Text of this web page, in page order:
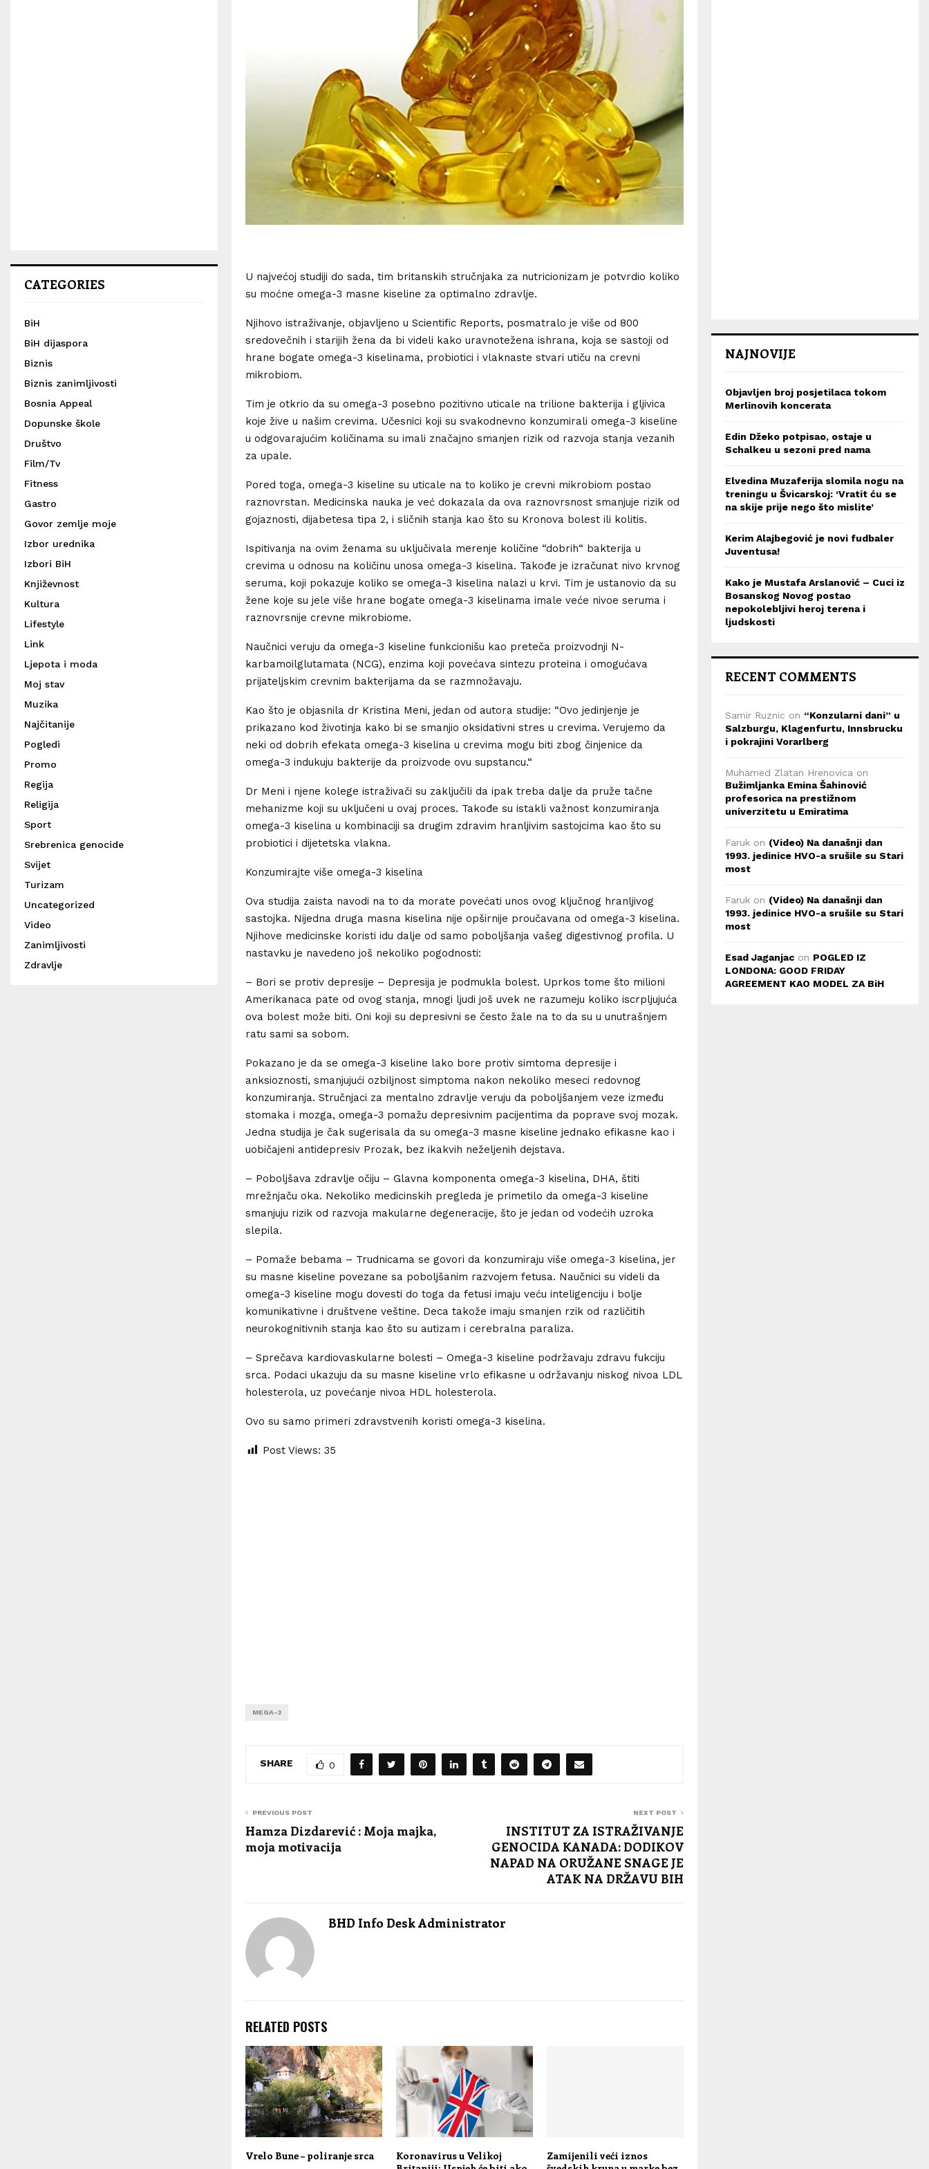
U najvećoj studiji do sada, tim britanskih stručnjaka za nutricionizam je potvrdio koliko
su moćne omega-3 masne kiseline za optimalno zdravlje.
Njihovo istraživanje, objavljeno u Scientific Reports, posmatralo je više od 800
sredovečnih i starijih žena da bi videli kako uravnotežena ishrana, koja se sastoji od
hrane bogate omega-3 kiselinama, probiotici i vlaknaste stvari utiču na crevni
mikrobiom.
Tim je otkrio da su omega-3 posebno pozitivno uticale na trilione bakterija i gljivica
koje žive u našim crevima. Učesnici koji su svakodnevno konzumirali omega-3 kiseline
u odgovarajućim količinama su imali značajno smanjen rizik od razvoja stanja vezanih
za upale.
Pored toga, omega-3 kiseline su uticale na to koliko je crevni mikrobiom postao
raznovrstan. Medicinska nauka je već dokazala da ova raznovrsnost smanjuje rizik od
gojaznosti, dijabetesa tipa 2, i sličnih stanja kao što su Kronova bolest ili kolitis.
Ispitivanja na ovim ženama su uključivala merenje količine “dobrih“ bakterija u
crevima u odnosu na količinu unosa omega-3 kiselina. Takođe je izračunat nivo krvnog
seruma, koji pokazuje koliko se omega-3 kiselina nalazi u krvi. Tim je ustanovio da su
žene koje su jele više hrane bogate omega-3 kiselinama imale veće nivoe seruma i
raznovrsnije crevne mikrobiome.
Naučnici veruju da omega-3 kiseline funkcionišu kao preteča proizvodnji N-
karbamoilglutamata (NCG), enzima koji povećava sintezu proteina i omogućava
prijateljskim crevnim bakterijama da se razmnožavaju.
Kao što je objasnila dr Kristina Meni, jedan od autora studije: “Ovo jedinjenje je
prikazano kod životinja kako bi se smanjio oksidativni stres u crevima. Verujemo da
neki od dobrih efekata omega-3 kiselina u crevima mogu biti zbog činjenice da
omega-3 indukuju bakterije da proizvode ovu supstancu.“
Dr Meni i njene kolege istraživači su zaključili da ipak treba dalje da pruže tačne
mehanizme koji su uključeni u ovaj proces. Takođe su istakli važnost konzumiranja
omega-3 kiselina u kombinaciji sa drugim zdravim hranljivim sastojcima kao što su
probiotici i dijetetska vlakna.
Konzumirajte više omega-3 kiselina
Ova studija zaista navodi na to da morate povećati unos ovog ključnog hranljivog
sastojka. Nijedna druga masna kiselina nije opširnije proučavana od omega-3 kiselina.
Njihove medicinske koristi idu dalje od samo poboljšanja vašeg digestivnog profila. U
nastavku je navedeno još nekoliko pogodnosti:
– Bori se protiv depresije – Depresija je podmukla bolest. Uprkos tome što milioni
Amerikanaca pate od ovog stanja, mnogi ljudi još uvek ne razumeju koliko iscrpljujuća
ova bolest može biti. Oni koji su depresivni se često žale na to da su u unutrašnjem
ratu sami sa sobom.
Pokazano je da se omega-3 kiseline lako bore protiv simtoma depresije i
anksioznosti, smanjujući ozbiljnost simptoma nakon nekoliko meseci redovnog
konzumiranja. Stručnjaci za mentalno zdravlje veruju da poboljšanjem veze između
stomaka i mozga, omega-3 pomažu depresivnim pacijentima da poprave svoj mozak.
Jedna studija je čak sugerisala da su omega-3 masne kiseline jednako efikasne kao i
uobičajeni antidepresiv Prozak, bez ikakvih neželjenih dejstava.
– Poboljšava zdravlje očiju – Glavna komponenta omega-3 kiselina, DHA, štiti
mrežnjaču oka. Nekoliko medicinskih pregleda je primetilo da omega-3 kiseline
smanjuju rizik od razvoja makularne degeneracije, što je jedan od vodećih uzroka
slepila.
– Pomaže bebama – Trudnicama se govori da konzumiraju više omega-3 kiselina, jer
su masne kiseline povezane sa poboljšanim razvojem fetusa. Naučnici su videli da
omega-3 kiseline mogu dovesti do toga da fetusi imaju veću inteligenciju i bolje
komunikativne i društvene veštine. Deca takože imaju smanjen rzik od različitih
neurokognitivnih stanja kao što su autizam i cerebralna paraliza.
– Sprečava kardiovaskularne bolesti – Omega-3 kiseline podržavaju zdravu fukciju
srca. Podaci ukazuju da su masne kiseline vrlo efikasne u održavanju niskog nivoa LDL
holesterola, uz povećanje nivoa HDL holesterola.
Ovo su samo primeri zdravstvenih koristi omega-3 kiselina.
Post Views: 35
MEGA-3
SHARE 0
PREVIOUS POST
Hamza Dizdarević : Moja majka,
moja motivacija
NEXT POST
INSTITUT ZA ISTRAŽIVANJE
GENOCIDA KANADA: DODIKOV
NAPAD NA ORUŽANE SNAGE JE
ATAK NA DRŽAVU BIH
BHD Info Desk Administrator
RELATED POSTS
Vrelo Bune – poliranje srca
Koronavirus u Velikoj
Zamijenili veći iznos
CATEGORIES
BiH
BiH dijaspora
Biznis
Biznis zanimljivosti
Bosnia Appeal
Dopunske škole
Društvo
Film/Tv
Fitness
Gastro
Govor zemlje moje
Izbor urednika
Izbori BiH
Književnost
Kultura
Lifestyle
Link
Ljepota i moda
Moj stav
Muzika
Najčitanije
Pogledi
Promo
Regija
Religija
Sport
Srebrenica genocide
Svijet
Turizam
Uncategorized
Video
Zanimljivosti
Zdravlje
NAJNOVIJE
Objavljen broj posjetilaca tokom
Merlinovih koncerata
Edin Džeko potpisao, ostaje u
Schalkeu u sezoni pred nama
Elvedina Muzaferija slomila nogu na
treningu u Švicarskoj: ‘Vratit ću se
na skije prije nego što mislite’
Kerim Alajbegović je novi fudbaler
Juventusa!
Kako je Mustafa Arslanović – Cuci iz
Bosanskog Novog postao
nepokolebljivi heroj terena i
ljudskosti
RECENT COMMENTS
Samir Ruznic on “Konzularni dani” u
Salzburgu, Klagenfurtu, Innsbrucku
i pokrajini Vorarlberg
Muhamed Zlatan Hrenovica on
Bužimljanka Emina Šahinović
profesorica na prestižnom
univerzitetu u Emiratima
Faruk on (Video) Na današnji dan
1993. jedinice HVO-a srušile su Stari
most
Faruk on (Video) Na današnji dan
1993. jedinice HVO-a srušile su Stari
most
Esad Jaganjac on POGLED IZ
LONDONA: GOOD FRIDAY
AGREEMENT KAO MODEL ZA BiH